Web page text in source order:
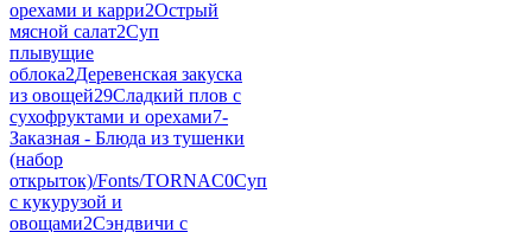
орехами и карри2Острый
мясной салат2Суп
плывущие
облока2Деревенская закуска
из овощей29Сладкий плов с
сухофруктами и орехами7-
Заказная - Блюда из тушенки
(набор
открыток)/Fonts/TORNAC0Суп
с кукурузой и
овощами2Сэндвичи с